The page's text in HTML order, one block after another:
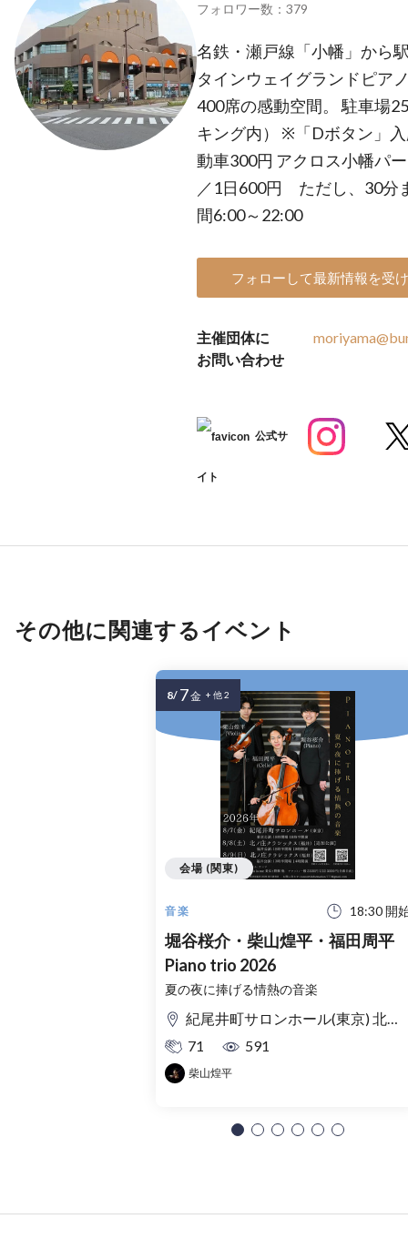
フォロワー数：379
名鉄・瀬戸線「小幡」から
タインウェイグランドピア
400席の感動空間。 駐車場
キング内） ※「Dボタン」
動車300円 アクロス小幡パ
／1日600円 ただし、30分
間6:00～22:00
フォローして最新情報を受
主催団体に
お問い合わせ
公式サ
イト
その他に関連するイベント
音楽 18:30 開
堀谷桜介・柴山煌平・福田周平
Piano trio 2026
夏の夜に捧げる情熱の音楽
紀尾井町サロンホール(東京) 北ノ庄クラシックス(福井)
71
591
柴山煌平
会場 (関東)
8/ 7金 + 他 2